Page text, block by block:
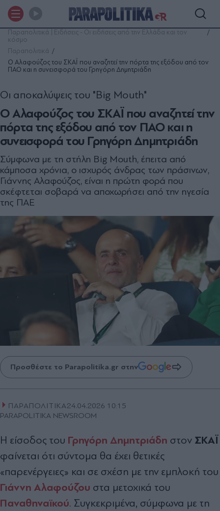
Παραπολιτικά | Ειδήσεις - Οι ειδήσεις από την Ελλάδα και τον
κόσμο
Παραπολιτικά
Ο Αλαφούζος του ΣΚΑΪ που αναζητεί την πόρτα της εξόδου από τον
ΠΑΟ και η συνεισφορά του Γρηγόρη Δημητριάδη
Ο Αλαφούζος του ΣΚΑΪ που αναζητεί την
πόρτα της εξόδου από τον ΠΑΟ και η
συνεισφορά του Γρηγόρη Δημητριάδη
Οι αποκαλύψεις του "Big Mouth"
Σύμφωνα με τη στήλη Big Mouth, έπειτα από
κάμποσα χρόνια, ο ισχυρός άνδρας των πράσινων,
Γιάννης Αλαφούζος, είναι η πρώτη φορά που
σκέφτεται σοβαρά να αποχωρήσει από την ηγεσία
της ΠΑΕ
Προσθέστε το Parapolitika.gr στην
ΠΑΡΑΠΟΛΙΤΙΚΑ24.04.2026 10:15
PARAPOLITIKA NEWSROOM
Η είσοδος του Γρηγόρη Δημητριάδη στον ΣΚΑΪ
φαίνεται ότι σύντομα θα έχει θετικές
«παρενέργειες» και σε σχέση με την εμπλοκή του
Γιάννη Αλαφούζου στα μετοχικά του
Παναθηναϊκού. Συγκεκριμένα, σύμφωνα με τη